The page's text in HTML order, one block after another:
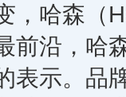
，哈森（
前沿，哈
表示。品